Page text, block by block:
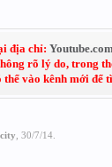
địa chỉ:
rõ lý do, trong
vào kênh mới để
30/7/14.